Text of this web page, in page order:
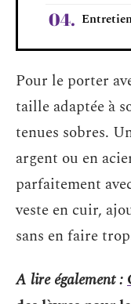
Pour le porter
taille adaptée à
tenues sobres.
argent ou en
parfaitement
veste en cuir,
sans en faire
A lire également :